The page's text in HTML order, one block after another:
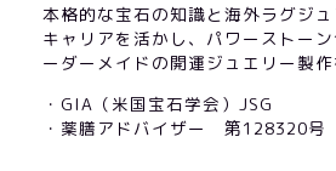
本格的な宝石の知識と海外ラグジ
キャリアを活かし、パワーストー
ーダーメイドの開運ジュエリー製作
・GIA（米国宝石学会）JSG
・薬膳アドバイザー 第128320号